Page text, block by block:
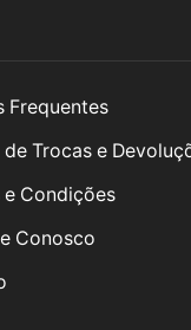
Frequentes
Trocas e
e Condições
Conosco